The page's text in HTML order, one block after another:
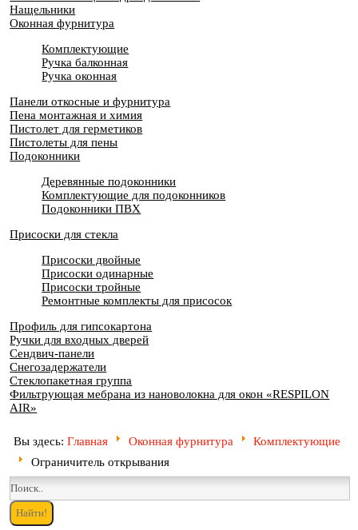
Нащельники
Оконная фурнитура
Комплектующие
Ручка балконная
Ручка оконная
Панели откосные и фурнитура
Пена монтажная и химия
Пистолет для герметиков
Пистолеты для пены
Подоконники
Деревянные подоконники
Комплектующие для подоконников
Подоконники ПВХ
Присоски для стекла
Присоски двойные
Присоски одинарные
Присоски тройные
Ремонтные комплекты для присосок
Профиль для гипсокартона
Ручки для входных дверей
Сендвич-панели
Снегозадержатели
Стеклопакетная группа
Фильтрующая мебрана из нановолокна для окон «RESPILON
AIR»
Вы здесь:Главная Оконная фурнитура
Комплектующие
Ограничитель открывания